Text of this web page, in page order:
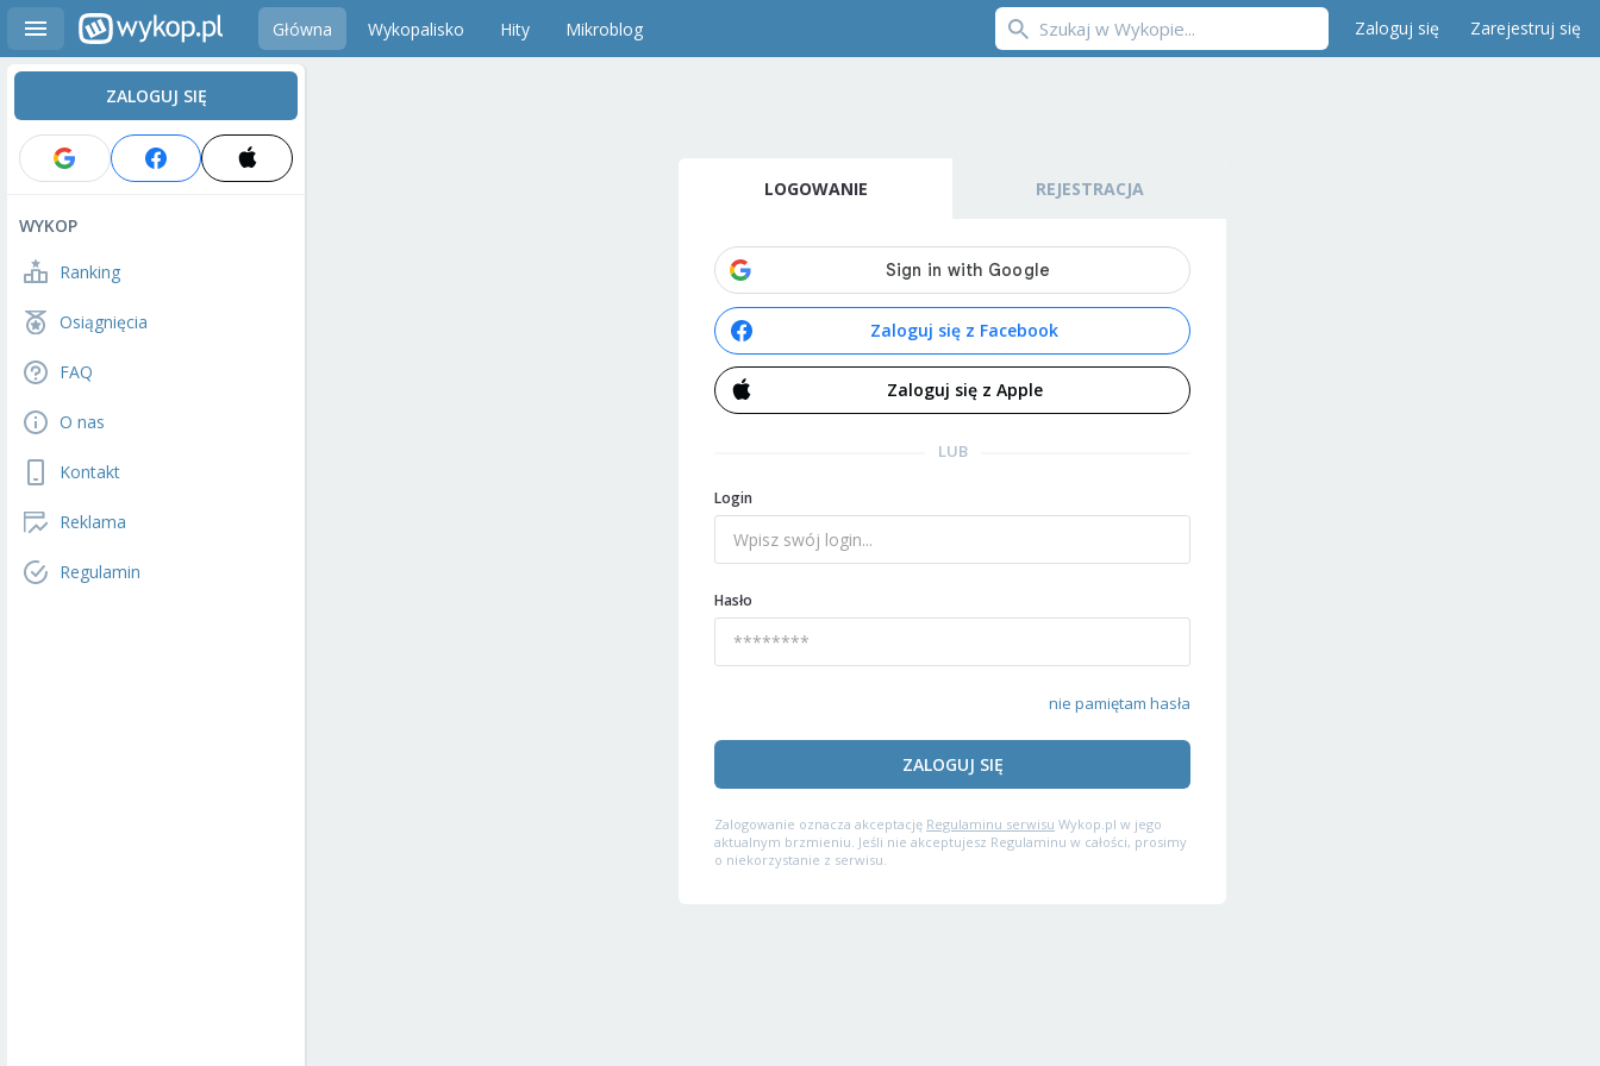
Główna Wykopalisko Hity Mikroblog Zaloguj się Zarejestruj się
ZALOGUJ SIĘ
WYKOP
Ranking
Osiągnięcia
FAQ
O nas
Kontakt
Reklama
Regulamin
LOGOWANIE REJESTRACJA
Zaloguj się z Facebook
Zaloguj się z Apple
LUB
Login
Hasło
nie pamiętam hasła
ZALOGUJ SIĘ
Zalogowanie oznacza akceptację Regulaminu serwisu Wykop.pl w jego
aktualnym brzmieniu. Jeśli nie akceptujesz Regulaminu w całości, prosimy
o niekorzystanie z serwisu.